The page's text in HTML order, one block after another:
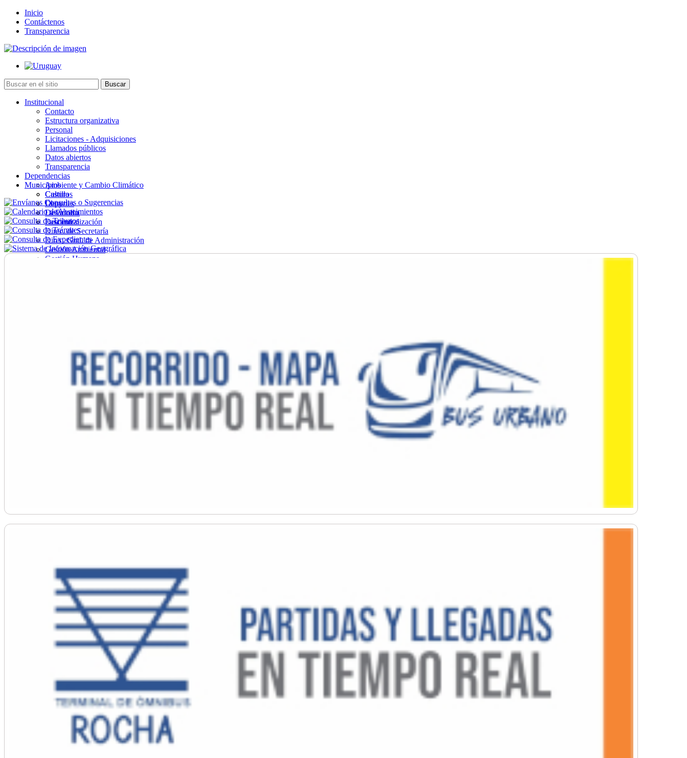
Inicio
Contáctenos
Transparencia
Institucional
Contacto
Estructura organizativa
Personal
Licitaciones - Adquisiciones
Llamados públicos
Datos abiertos
Transparencia
Dependencias
Ambiente y Cambio Climático
Cultura
Deportes
Desarrollo
Descentralización
Direc. de Secretaría
Direc. Gral. de Administración
Gestión Ambiental
Gestión Humana
Municipios
Castillos
Chuy
La Paloma
Lascano